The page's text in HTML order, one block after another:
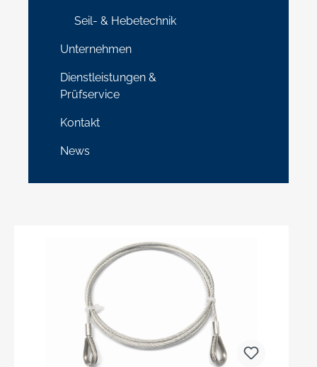
Seil- & Hebetechnik
Unternehmen
Dienstleistungen &
Prüfservice
Kontakt
News